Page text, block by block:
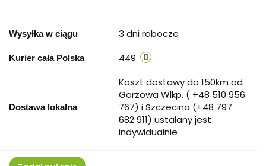
Wysyłka w ciągu 3 dni robocze
Kurier cała Polska 449
Dostawa lokalna
Koszt dostawy do 150km od
Gorzowa Wlkp. ( +48 510 956
767) i Szczecina (+48 797
682 911) ustalany jest
indywidualnie